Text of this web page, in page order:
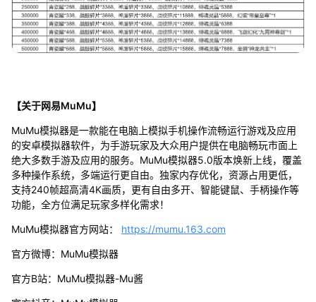
【关于网易MuMu】
MuMu模拟器是一款能在电脑上模拟手机操作流畅运行游戏及应用
的安卓模拟器软件，为手游玩家及大众用户提供在电脑畅玩市面上
绝大多数手游及应用的服务。MuMu模拟器5.0版本焕新上线，覆盖
多种操作系统，多端运行更自由。独家内存优化，资源占用更低，
支持240帧超高清4K画质，更有自由多开、智能键鼠、手柄操作等
功能，全方位满足玩家多样化需求！
MuMu模拟器官方网站： https://mumu.163.com
官方微博：MuMu模拟器
官方B站：MuMu模拟器-Mu酱